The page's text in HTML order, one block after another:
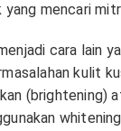
mencari
cara lain
kulit
(brightening)